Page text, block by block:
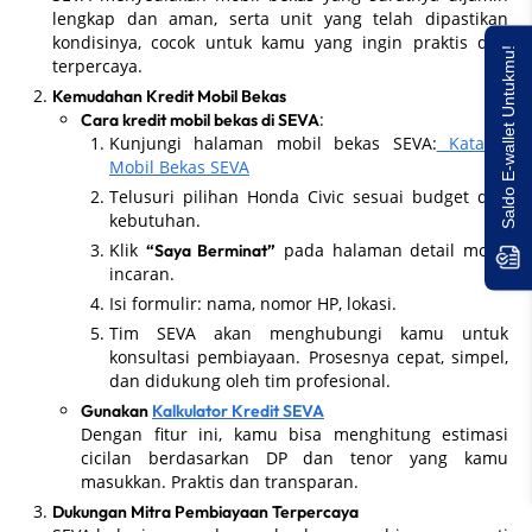
lengkap dan aman, serta unit yang telah dipastikan
kondisinya, cocok untuk kamu yang ingin praktis dan
terpercaya.
Kemudahan Kredit Mobil Bekas
Cara kredit mobil bekas di SEVA:
Kunjungi halaman mobil bekas SEVA: Katalog
Mobil Bekas SEVA
Telusuri pilihan Honda Civic sesuai budget dan
kebutuhan.
Klik “Saya Berminat” pada halaman detail mobil
incaran.
Isi formulir: nama, nomor HP, lokasi.
Tim SEVA akan menghubungi kamu untuk
konsultasi pembiayaan. Prosesnya cepat, simpel,
dan didukung oleh tim profesional.
Gunakan Kalkulator Kredit SEVA
Dengan fitur ini, kamu bisa menghitung estimasi
cicilan berdasarkan DP dan tenor yang kamu
masukkan. Praktis dan transparan.
Dukungan Mitra Pembiayaan Terpercaya
Saldo E-wallet Untukmu!